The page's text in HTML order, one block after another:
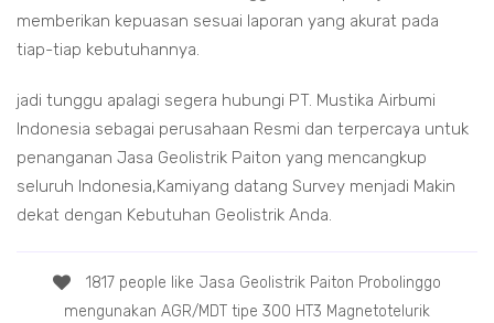
memberikan kepuasan sesuai laporan yang akurat pada
tiap-tiap kebutuhannya.
jadi tunggu apalagi segera hubungi PT. Mustika Airbumi
Indonesia sebagai perusahaan Resmi dan terpercaya untuk
penanganan Jasa Geolistrik Paiton yang mencangkup
seluruh Indonesia,Kamiyang datang Survey menjadi Makin
dekat dengan Kebutuhan Geolistrik Anda.
1817 people like Jasa Geolistrik Paiton Probolinggo
mengunakan AGR/MDT tipe 300 HT3 Magnetotelurik